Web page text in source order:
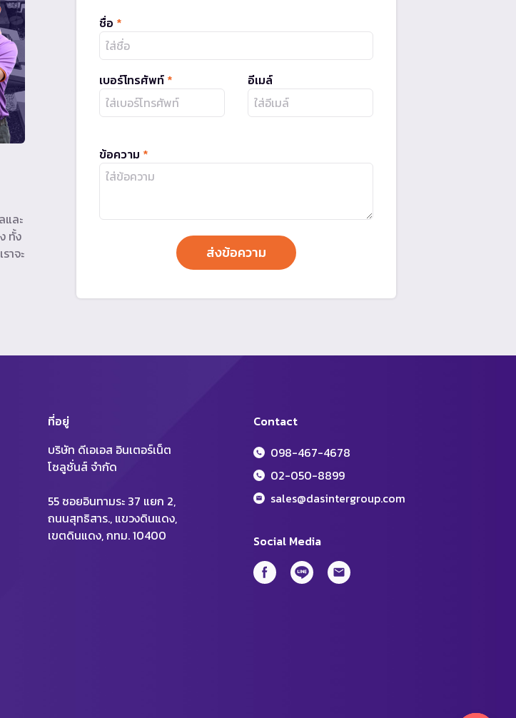
ชื่อ *
เบอร์โทรศัพท์ * อีเมล์
ข้อความ *
และ
ทั้ง
าจะ
Social Media
Contact
098-467-4678
02-050-8899
sales@dasintergroup.com
ที่อยู่
บริษัท ดีเอเอส อินเตอร์เน็ต
โซลูชั่นส์ จำกัด
55 ซอยอินทามระ 37 แยก 2,
ถนนสุทธิสาร., แขวงดินแดง,
เขตดินแดง, กทม. 10400